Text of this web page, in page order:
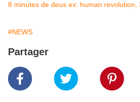
8 minutes de deus ex: human revolution,
#NEWS
Partager